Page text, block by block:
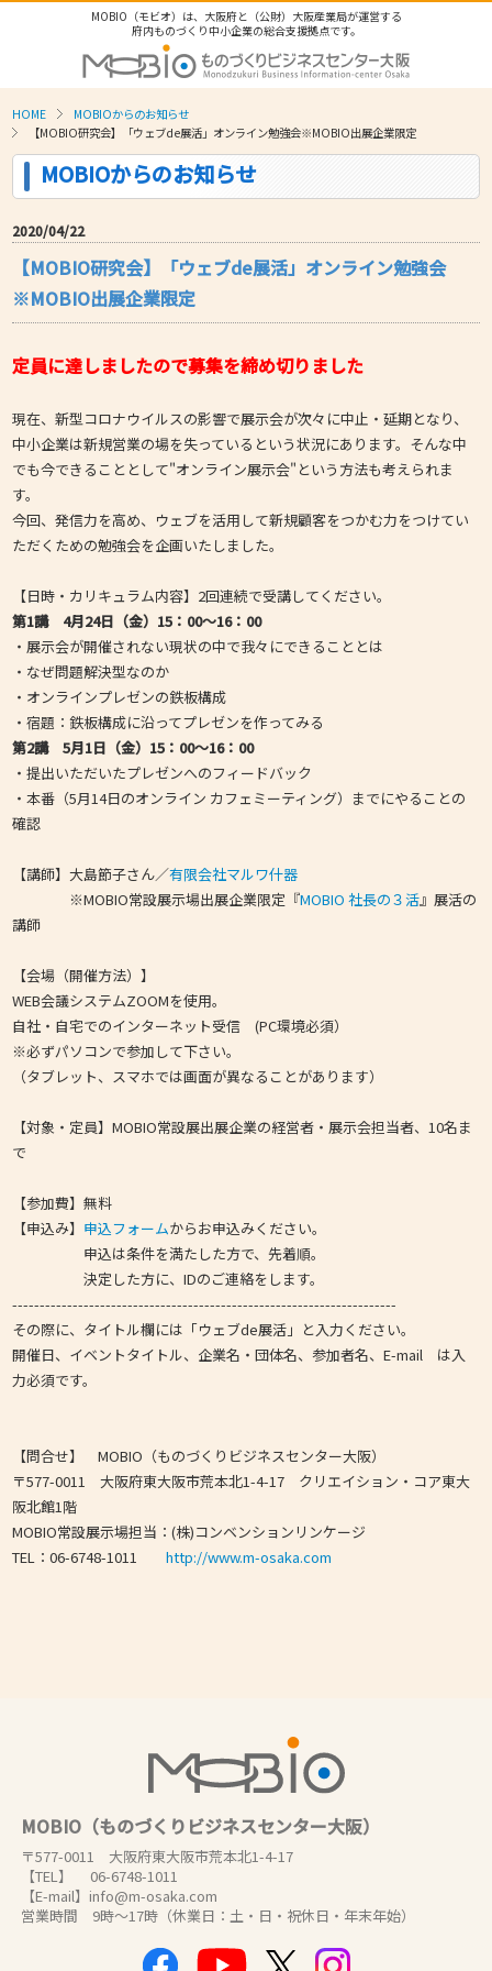
MOBIO（モビオ）は、大阪府と（公財）大阪産業局が運営する
府内ものづくり中小企業の総合支援拠点です。
HOME
MOBIOからのお知らせ
【MOBIO研究会】「ウェブde展活」オンライン勉強会※MOBIO出展企業限定
MOBIOからのお知らせ
2020/04/22
【MOBIO研究会】「ウェブde展活」オンライン勉強会
※MOBIO出展企業限定
定員に達しましたので募集を締め切りました
現在、新型コロナウイルスの影響で展示会が次々に中止・延期となり、
中小企業は新規営業の場を失っているという状況にあります。そんな中
でも今できることとして"オンライン展示会"という方法も考えられま
す。
今回、発信力を高め、ウェブを活用して新規顧客をつかむ力をつけてい
ただくための勉強会を企画いたしました。
【日時・カリキュラム内容】2回連続で受講してください。
第1講 4月24日（金）15：00～16：00
・展示会が開催されない現状の中で我々にできることとは
・なぜ問題解決型なのか
・オンラインプレゼンの鉄板構成
・宿題：鉄板構成に沿ってプレゼンを作ってみる
第2講 5月1日（金）15：00～16：00
・提出いただいたプレゼンへのフィードバック
・本番（5月14日のオンライン カフェミーティング）までにやることの
確認
【講師】大島節子さん／有限会社マルワ什器
※MOBIO常設展示場出展企業限定『MOBIO 社長の３活』展活の
講師
【会場（開催方法）】
WEB会議システムZOOMを使用。
自社・自宅でのインターネット受信 (PC環境必須）
※必ずパソコンで参加して下さい。
（タブレット、スマホでは画面が異なることがあります）
【対象・定員】MOBIO常設展出展企業の経営者・展示会担当者、10名ま
で
【参加費】無料
【申込み】 申込フォームからお申込みください。
申込は条件を満たした方で、先着順。
決定した方に、IDのご連絡をします。
----------------------------------------------------------------------
その際に、タイトル欄には「ウェブde展活」と入力ください。
開催日、イベントタイトル、企業名・団体名、参加者名、E-mail は入
力必須です。
【問合せ】 MOBIO（ものづくりビジネスセンター大阪）
〒577-0011 大阪府東大阪市荒本北1-4-17 クリエイション・コア東大
阪北館1階
MOBIO常設展示場担当：(株)コンベンションリンケージ
TEL：06-6748-1011http://www.m-osaka.com
MOBIO（ものづくりビジネスセンター大阪）
〒577-0011 大阪府東大阪市荒本北1-4-17
【TEL】 06-6748-1011
【E-mail】info@m-osaka.com
営業時間 9時～17時（休業日：土・日・祝休日・年末年始）